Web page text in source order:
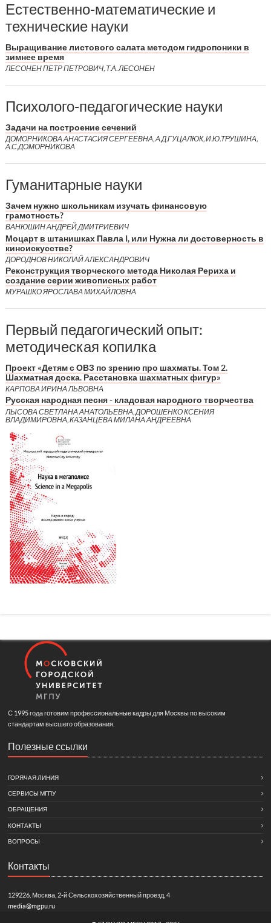
Естественно-математические и
технические науки
Выращивание листового салата методом гидропоники в
зимнее время
ЛЕСОНЕН ПЕТР ПЕТРОВИЧ, Т.А. ЛЕСОНЕН
Психолого-педагогические науки
Задачи на построение сечений
ДОМОРНИКОВА АНАСТАСИЯ СЕРГЕЕВНА, А.Д.ГУЦАЛЮК, И.Ю.ТРУШИНА,
А.С.ДОМОРНИКОВА
Гуманитарные науки
Зачем нужно школьникам изучать финансовую
грамотность?
ВАНЮШИН АНДРЕЙ ДМИТРИЕВИЧ
Моцарт в штанишках Павла I, или Нужна ли достоверность в
киноискусстве?
ДОРОДНОВ НИКОЛАЙ АЛЕКСАНДРОВИЧ
Реконструкция творческого метода Николая Рериха и
создание серии живописных работ
МУРАШКО ЯРОСЛАВА МИХАЙЛОВНА
Первый педагогический опыт:
методическая копилка
Проект «Детям с ОВЗ по зрению про шахматы. Том 2.
Шахматная доска. Расстановка шахматных фигур»
КАРПОВА ИРИНА ЛЬВОВНА
Русская народная песня - кладовая народного творчества
ЛЫСОВА СВЕТЛАНА АНАТОЛЬЕВНА, ДОРОШЕНКО КСЕНИЯ
ВЛАДИМИРОВНА, КАЗАНЦЕВА МИЛАНА АНДРЕЕВНА
С 1995 года готовим профессиональные кадры для Москвы по высоким
стандартам высшего образования.
Полезные ссылки
ГОРЯЧАЯ ЛИНИЯ
СЕРВИСЫ МГПУ
ОБРАЩЕНИЯ
КОНТАКТЫ
ВОПРОСЫ
Контакты
129226, Москва, 2-й Сельскохозяйственный проезд, 4
media@mgpu.ru